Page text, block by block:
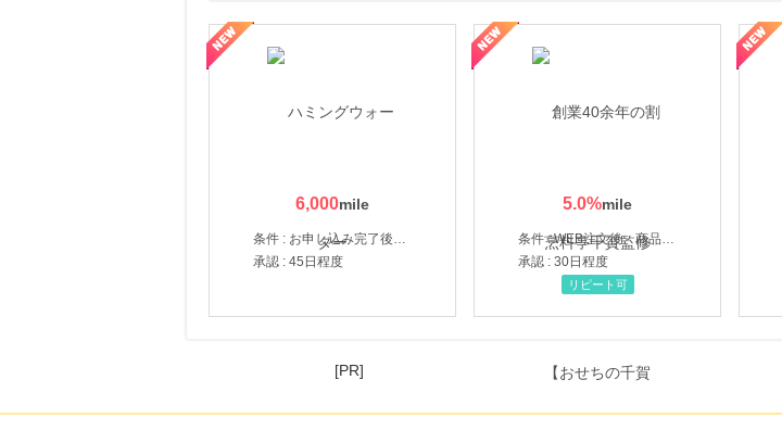
6,000
条件 : お申し込み完了後、決済登録完了と1ヶ月以内のサーバー初回設置。
承認 : 45日程度
5.0%
条件 : WEB注文後、商品受け取り+入金確認時点
承認 : 30日程度
【おせちの千賀屋】おもてなし参道本店
リピート可
SBI新生銀行「口座開設」 ルナルナ ファミリーコース
[PR]